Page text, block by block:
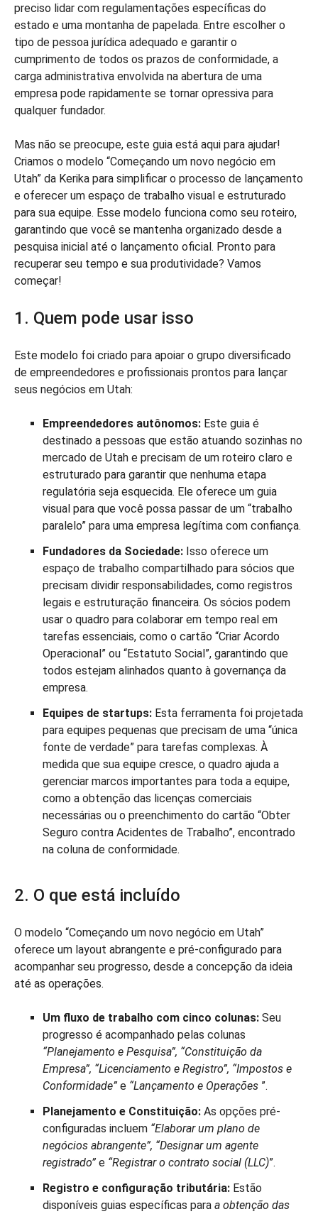
preciso lidar com regulamentações específicas do
estado e uma montanha de papelada. Entre escolher o
tipo de pessoa jurídica adequado e garantir o
cumprimento de todos os prazos de conformidade, a
carga administrativa envolvida na abertura de uma
empresa pode rapidamente se tornar opressiva para
qualquer fundador.
Mas não se preocupe, este guia está aqui para ajudar!
Criamos o modelo “Começando um novo negócio em
Utah” da Kerika para simplificar o processo de lançamento
e oferecer um espaço de trabalho visual e estruturado
para sua equipe. Esse modelo funciona como seu roteiro,
garantindo que você se mantenha organizado desde a
pesquisa inicial até o lançamento oficial. Pronto para
recuperar seu tempo e sua produtividade? Vamos
começar!
1. Quem pode usar isso
Este modelo foi criado para apoiar o grupo diversificado
de empreendedores e profissionais prontos para lançar
seus negócios em Utah:
Empreendedores autônomos: Este guia é
destinado a pessoas que estão atuando sozinhas no
mercado de Utah e precisam de um roteiro claro e
estruturado para garantir que nenhuma etapa
regulatória seja esquecida. Ele oferece um guia
visual para que você possa passar de um “trabalho
paralelo” para uma empresa legítima com confiança.
Fundadores da Sociedade: Isso oferece um
espaço de trabalho compartilhado para sócios que
precisam dividir responsabilidades, como registros
legais e estruturação financeira. Os sócios podem
usar o quadro para colaborar em tempo real em
tarefas essenciais, como o cartão “Criar Acordo
Operacional” ou “Estatuto Social”, garantindo que
todos estejam alinhados quanto à governança da
empresa.
Equipes de startups: Esta ferramenta foi projetada
para equipes pequenas que precisam de uma “única
fonte de verdade” para tarefas complexas. À
medida que sua equipe cresce, o quadro ajuda a
gerenciar marcos importantes para toda a equipe,
como a obtenção das licenças comerciais
necessárias ou o preenchimento do cartão “Obter
Seguro contra Acidentes de Trabalho”, encontrado
na coluna de conformidade.
2. O que está incluído
O modelo “Começando um novo negócio em Utah”
oferece um layout abrangente e pré-configurado para
acompanhar seu progresso, desde a concepção da ideia
até as operações.
Um fluxo de trabalho com cinco colunas: Seu
progresso é acompanhado pelas colunas
“Planejamento e Pesquisa”, “Constituição da
Empresa”, “Licenciamento e Registro”, “Impostos e
Conformidade” e “Lançamento e Operações ”.
Planejamento e Constituição: As opções pré-
configuradas incluem “Elaborar um plano de
negócios abrangente”, “Designar um agente
registrado” e “Registrar o contrato social (LLC)”.
Registro e configuração tributária: Estão
disponíveis guias específicas para a obtenção das